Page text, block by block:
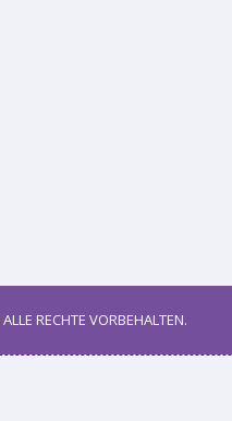
ALLE RECHTE VORBEHALTEN.